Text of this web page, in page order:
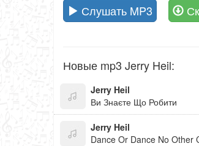
Слушать MP3
Новые mp3 Jerry Heil:
Jerry Heil
Ви Знаєте Що Робити
Jerry Heil
Dance Or Dance No Other